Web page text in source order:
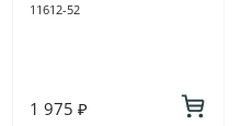
11612-52
1 975 ₽